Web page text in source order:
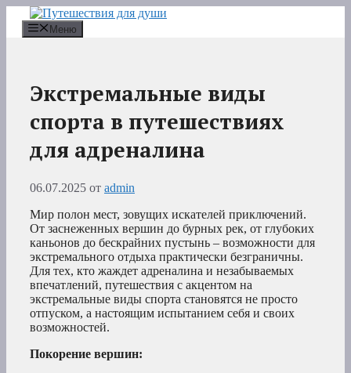
Перейти
содержимому
Меню
Экстремальные виды
спорта в путешествиях
для адреналина
06.07.2025 от admin
Мир полон мест, зовущих искателей приключений.
От заснеженных вершин до бурных рек, от глубоких
каньонов до бескрайних пустынь – возможности для
экстремального отдыха практически безграничны.
Для тех, кто жаждет адреналина и незабываемых
впечатлений, путешествия с акцентом на
экстремальные виды спорта становятся не просто
отпуском, а настоящим испытанием себя и своих
возможностей.
Покорение вершин: